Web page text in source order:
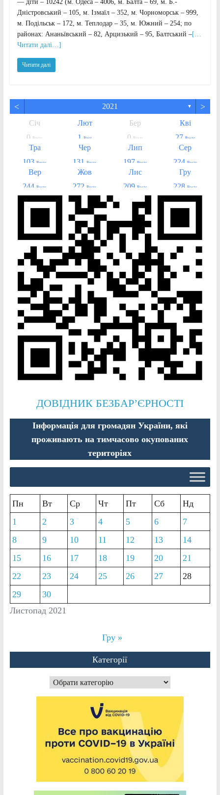
— діти – 10242 (м. Одеса – 4006, м. Балта – 69, м. Б.-
Дністровський – 105, м. Ізмаїл – 352, м. Чорноморськ – 999,
м. Подільськ – 172, м. Теплодар – 35, м. Южний – 254; по
районах: Ананьївський – 82, Арцизький – 95, Балтський –[…
Читати далі…]
Читати далі
< 2021 ▼ >
Січ
0 Posts
Лют
1
Post
Бер
0 Posts
Кві
27 Posts
Тра
103 Posts
Чер
131
Posts
Лип
197 Posts
Сер
224 Posts
Вер
244 Posts
Жов
272 Posts
Лис
209 Posts
Гру
228 Posts
ДОВІДНИК БЕЗБАР’ЄРНОСТІ
Інформація для громадян України, які
проживають на тимчасово окупованих
територіях
Листопад 2021
Пн Вт Ср Чт Пт Сб
Нд
1
2 3 4 5 6
7
8
9 10 11 12 13
14
15
16 17 18 19 20
21
22
23 24 25 26 27
28
29
30
Гру »
Категорії
Категорії